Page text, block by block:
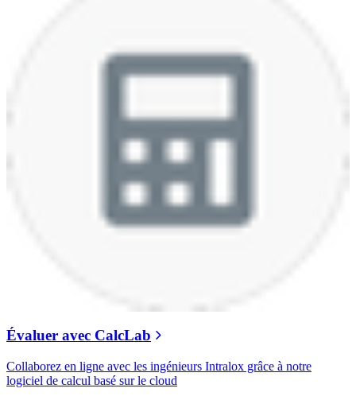
Évaluer avec CalcLab
Collaborez en ligne avec les ingénieurs Intralox grâce à notre
logiciel de calcul basé sur le cloud